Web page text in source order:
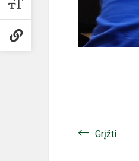
Grįžti